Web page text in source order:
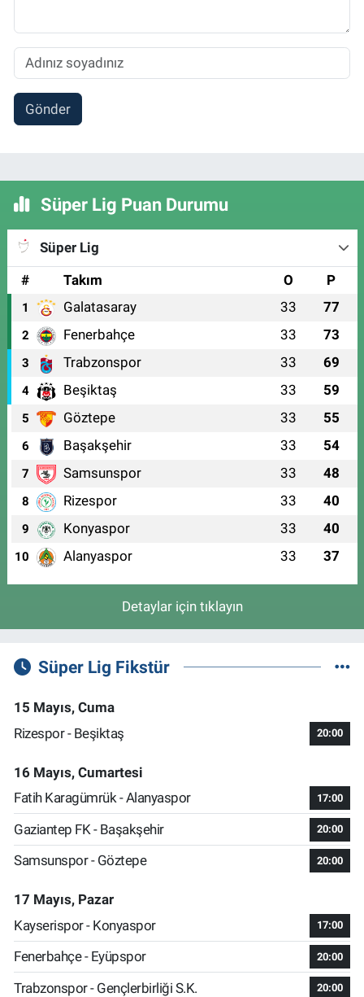
Gönder
Süper Lig Puan Durumu
Süper Lig
#
Takım O P
1 Galatasaray 33 77
2 Fenerbahçe 33 73
3 Trabzonspor 33 69
4 Beşiktaş 33 59
5 Göztepe 33 55
6 Başakşehir 33 54
7 Samsunspor 33 48
8 Rizespor 33 40
9 Konyaspor 33 40
10 Alanyaspor 33 37
Detaylar için tıklayın
Süper Lig Fikstür
15 Mayıs, Cuma
Rizespor - Beşiktaş
20:00
16 Mayıs, Cumartesi
Fatih Karagümrük - Alanyaspor
17:00
Gaziantep FK - Başakşehir 20:00
Samsunspor - Göztepe 20:00
17 Mayıs, Pazar
Kayserispor - Konyaspor
17:00
Fenerbahçe - Eyüpspor 20:00
Trabzonspor - Gençlerbirliği S.K. 20:00